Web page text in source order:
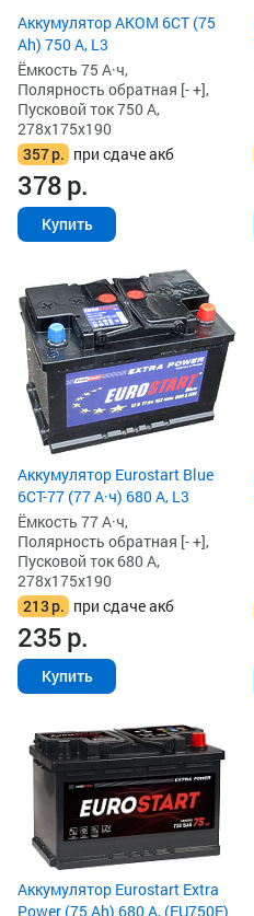
Аккумулятор AKOM 6СТ (75
Ah) 750 А, L3
Ёмкость 75 А·ч,
Полярность обратная [- +],
Пусковой ток 750 А,
278x175x190
357р. при сдаче акб
378р.
Купить
Аккумулятор Eurostart Blue
6CT-77 (77 А·ч) 680 А, L3
Ёмкость 77 А·ч,
Полярность обратная [- +],
Пусковой ток 680 А,
278x175x190
213р. при сдаче акб
235р.
Купить
Аккумулятор Eurostart Extra
Power (75 Ah) 680 А, (EU750E)